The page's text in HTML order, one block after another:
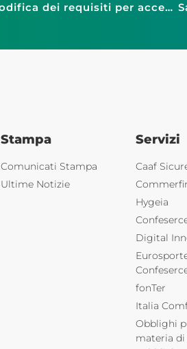
26 giugno 2014 – Camera dei Deputati: modifica dei requisiti per accedere ai piani di rateazione straordinari di somme iscritte a ruolo – Gli altri provvedimenti
Stampa
Comunicati Stampa
Ultime Notizie
Servizi
Caaf
Hygeia
Digital
fonTer
Italia
Obblighi
materia